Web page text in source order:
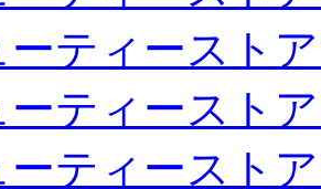
ーティースト
ーティースト
ーティースト